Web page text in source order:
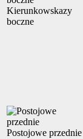
Kierunkowskazy
boczne
Postojowe przednie